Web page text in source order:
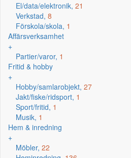
El/data/elektronik, 21
Verkstad, 8
Förskola/skola, 1
Affärsverksamhet
+
Partier/varor, 1
Fritid & hobby
+
Hobby/samlarobjekt, 27
Jakt/fiske/ridsport, 1
Sport/fritid, 1
Musik, 1
Hem & inredning
+
Möbler, 22